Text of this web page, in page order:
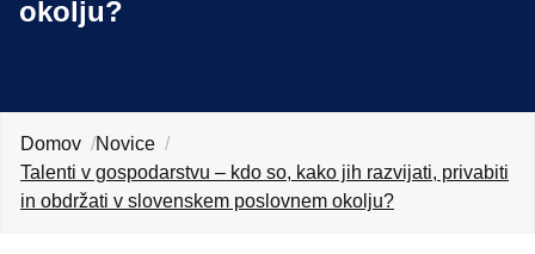
O NAS
okolju?
Domov
Novice
Talenti v gospodarstvu – kdo so, kako jih razvijati, privabiti
in obdržati v slovenskem poslovnem okolju?